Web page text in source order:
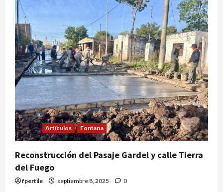
Artículos Fontana
Reconstrucción del Pasaje Gardel y calle Tierra
del Fuego
fpertile septiembre 8, 2025 0